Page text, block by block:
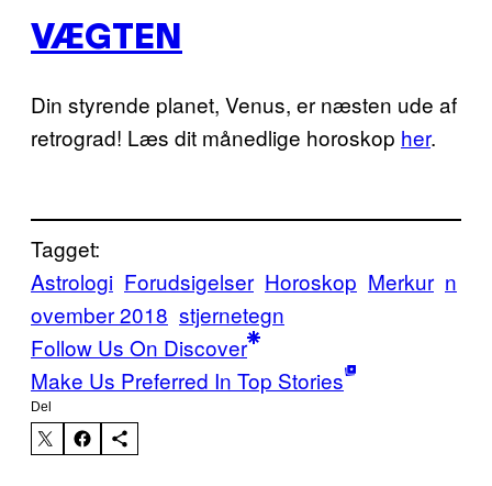
VÆGTEN
Din styrende planet, Venus, er næsten ude af
retrograd! Læs dit månedlige horoskop her.
Tagget:
Astrologi Forudsigelser Horoskop Merkur n
ovember 2018 stjernetegn
Follow Us On Discover
Make Us Preferred In Top Stories
Del